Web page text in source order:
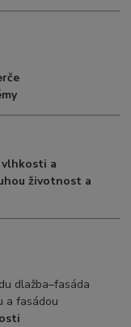
vlhkosti a
životnost a
dlažba–fasáda
a fasádou